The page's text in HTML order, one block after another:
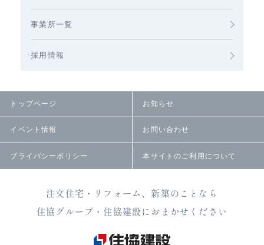
事業所一覧
採用情報
トップページ お知らせ
イベント情報 お問い合わせ
プライバシーポリシー 本サイトのご利用について
注文住宅・リフォーム、新築のことなら
住協グループ・住協建設におまかせください